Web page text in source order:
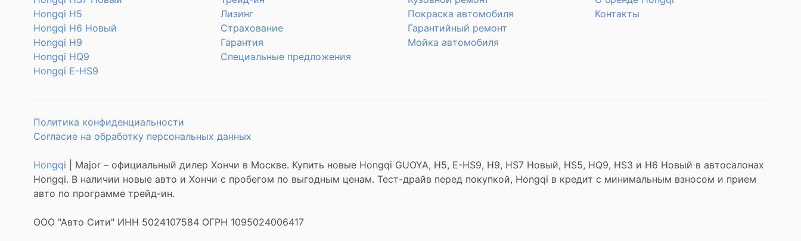
Hongqi H5
Hongqi H6 Новый
Hongqi H9
Hongqi HQ9
Hongqi E-HS9
Лизинг
Страхование
Гарантия
Специальные предложения
Покраска автомобиля
Гарантийный ремонт
Мойка автомобиля
Контакты
Политика конфиденциальности
Согласие на обработку персональных данных
Hongqi | Major – официальный дилер Хончи в Москве. Купить новые Hongqi GUOYA, H5, E-HS9, H9, HS7 Новый, HS5, HQ9, HS3 и H6 Новый в автосалонах
Hongqi. В наличии новые авто и Хончи с пробегом по выгодным ценам. Тест-драйв перед покупкой, Hongqi в кредит с минимальным взносом и прием
авто по программе трейд-ин.
ООО "Авто Сити" ИНН 5024107584 ОГРН 1095024006417